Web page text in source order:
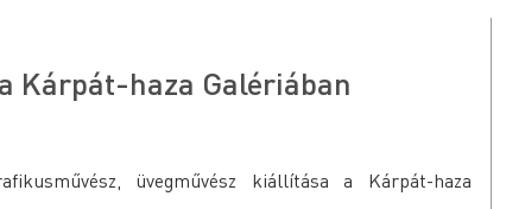
Kárpát-haza Galériában
üvegművész kiállítása a Kárpát-haza